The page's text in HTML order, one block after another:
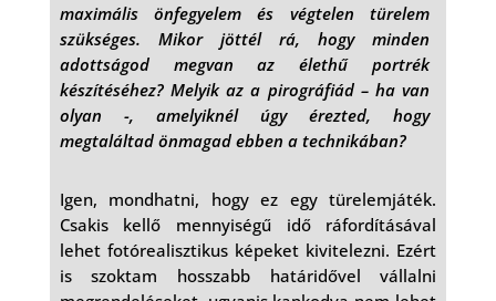
maximális önfegyelem és végtelen türelem
szükséges. Mikor jöttél rá, hogy minden
adottságod megvan az élethű portrék
készítéséhez? Melyik az a pirográfiád – ha van
olyan -, amelyiknél úgy érezted, hogy
megtaláltad önmagad ebben a technikában?
Igen, mondhatni, hogy ez egy türelemjáték.
Csakis kellő mennyiségű idő ráfordításával
lehet fotórealisztikus képeket kivitelezni. Ezért
is szoktam hosszabb határidővel vállalni